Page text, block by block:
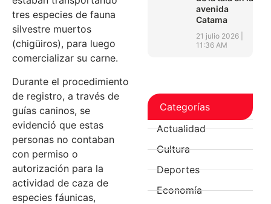
tres especies de fauna
silvestre muertos
(chigüiros), para luego
comercializar su carne.
Durante el procedimiento
de registro, a través de
guías caninos, se
evidenció que estas
personas no contaban
con permiso o
autorización para la
actividad de caza de
especies fáunicas,
avenida
Catama
21 julio 2026
11:36 AM
Categorías
Actualidad
Cultura
Deportes
Economía